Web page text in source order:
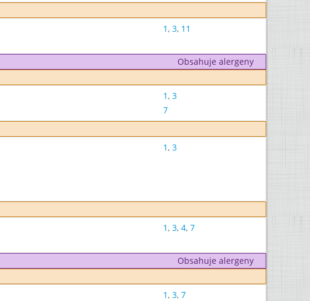
1, 3, 11
Obsahuje alergeny
1, 3
7
1, 3
1, 3, 4, 7
Obsahuje alergeny
1, 3, 7